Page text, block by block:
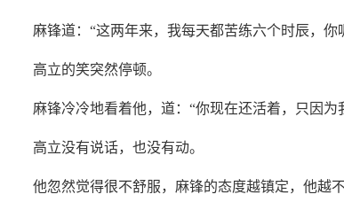
麻锋道：“这两年来，我每天都苦练六个时辰，你
高立的笑突然停顿。
麻锋冷冷地看着他，道：“你现在还活着，只因为
高立没有说话，也没有动。
他忽然觉得很不舒服，麻锋的态度越镇定，他越不